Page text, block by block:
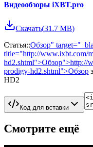
Видеообзоры iXBT.pro
Скачать(31.7 MB)
Статья::Обзор"
title="http://www.ixbt.com/
hd2.shtml">Обзор">http://
prodigy-hd2.shtml">Обзор
HD2
Код для вставки
Смотрите ещё